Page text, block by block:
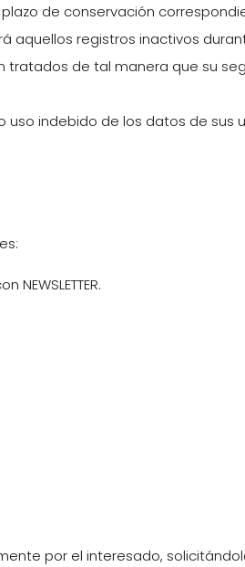
de conservación
aquellos registros inactivos
tratados de tal manera que su
indebido de los datos de sus
por el interesado,